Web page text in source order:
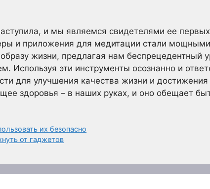
и мы являемся свидетелями ее
и приложения для медитации стали
жизни, предлагая нам беспрецедентный
Используя эти инструменты осознанно и
для улучшения качества жизни и достижения
здоровья – в наших руках, и оно обещает
их безопасно
от гаджетов